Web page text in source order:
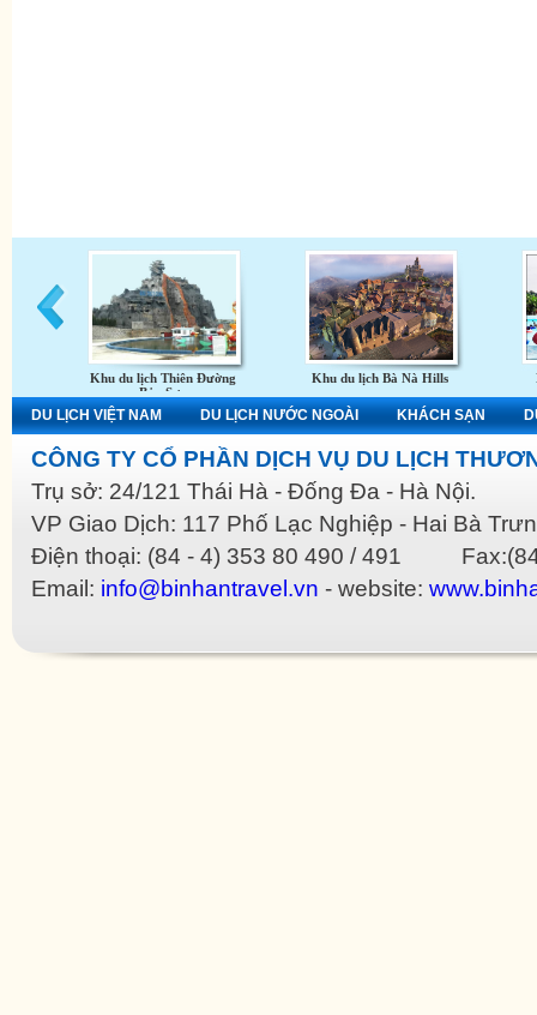
Khu du lịch Thiên Đường
Bảo Sơn
Khu du lịch Bà Nà Hills
DU LỊCH VIỆT NAM DU LỊCH NƯỚC NGOÀI KHÁCH SẠN
CÔNG TY CỔ PHẦN DỊCH VỤ DU LỊCH
Trụ sở: 24/121 Thái Hà - Đống Đa - Hà Nội.
VP Giao Dịch: 117 Phố Lạc Nghiệp - Hai Bà
Điện thoại: (84 - 4) 353 80 490 / 491 Fax:(84
Email: info@binhantravel.vn - website: